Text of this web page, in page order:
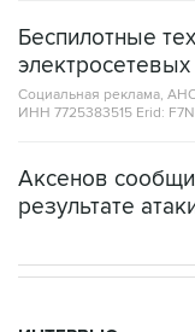
Беспилотные
Социальная реклама,
ИНН 7725383515 Erid:
Аксенов
результате